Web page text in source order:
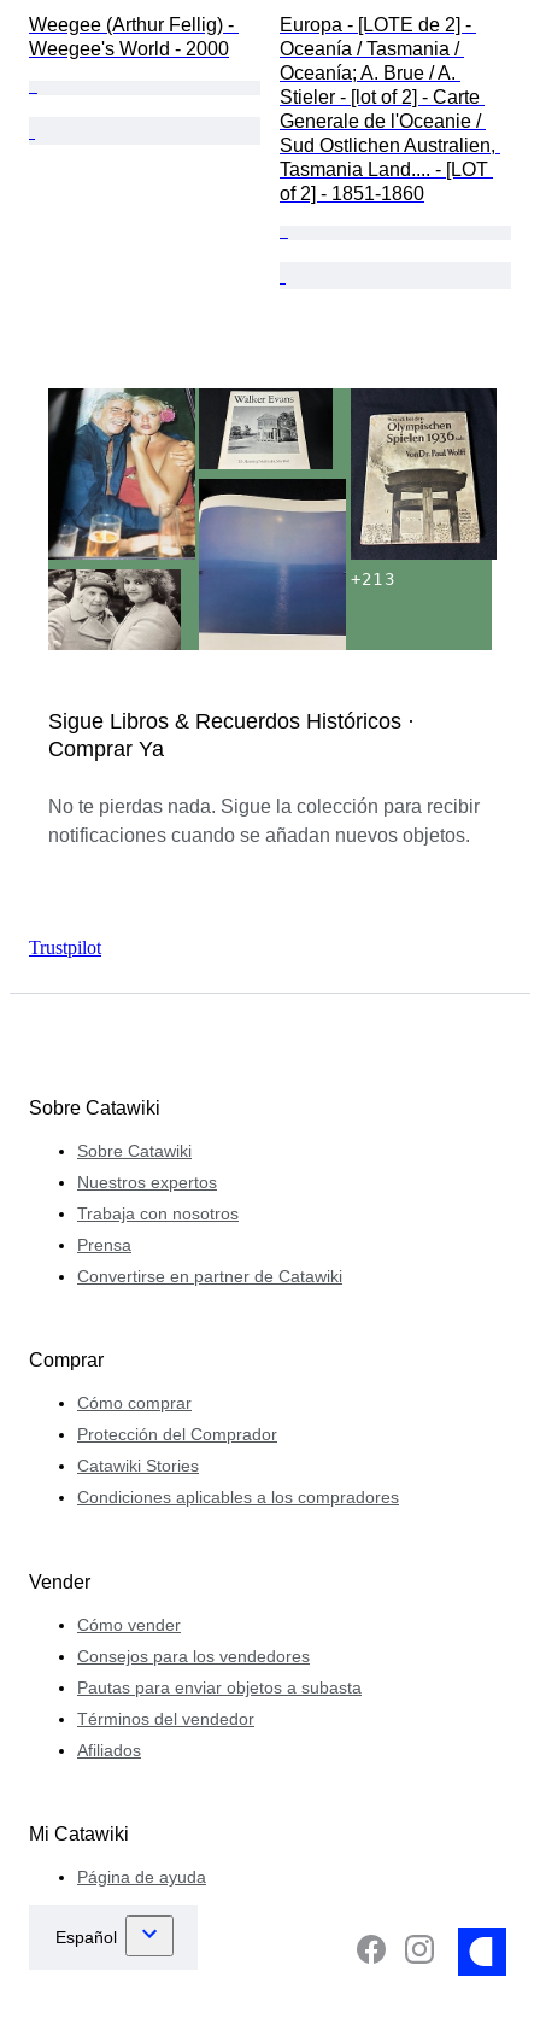
Weegee (Arthur Fellig) -
Weegee's World - 2000
Europa - [LOTE de 2] -
Oceanía / Tasmania /
Oceanía; A. Brue / A.
Stieler - [lot of 2] - Carte
Generale de l'Oceanie /
Sud Ostlichen Australien,
Tasmania Land.... - [LOT
of 2] - 1851-1860
Sigue Libros & Recuerdos Históricos ·
Comprar Ya
No te pierdas nada. Sigue la colección para recibir
notificaciones cuando se añadan nuevos objetos.
+213
Trustpilot
Sobre Catawiki
Sobre Catawiki
Nuestros expertos
Trabaja con nosotros
Prensa
Convertirse en partner de Catawiki
Comprar
Cómo comprar
Protección del Comprador
Catawiki Stories
Condiciones aplicables a los compradores
Vender
Cómo vender
Consejos para los vendedores
Pautas para enviar objetos a subasta
Términos del vendedor
Afiliados
Mi Catawiki
Página de ayuda